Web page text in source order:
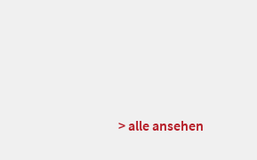
> alle ansehen